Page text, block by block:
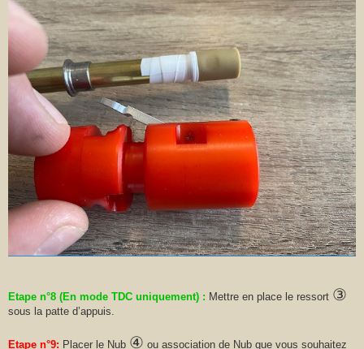
Etape n°8 (En mode TDC uniquement) : Mettre en place le ressort ③
sous la patte d’appuis.
Etape n°9: Placer le Nub ④ ou association de Nub que vous souhaitez